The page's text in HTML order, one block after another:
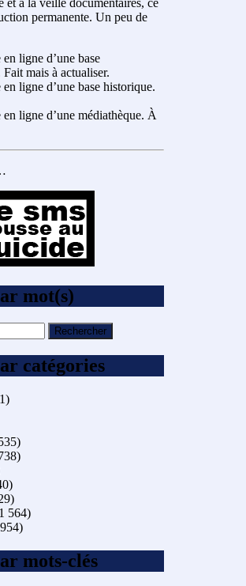
et à la veille documentaires, ce
permanente. Un peu de
ligne d’une base
mais à actualiser.
ligne d’une base historique.
ligne d’une médiathèque. À
mot(s)
catégories
564)
mots-clés